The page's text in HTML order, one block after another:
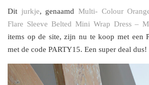
Dit jurkje, genaamd Multi- Colour
Flare Sleeve Belted Mini Wrap Dress –
items op de site, zijn nu te koop met een
met de code PARTY15. Een super deal dus!